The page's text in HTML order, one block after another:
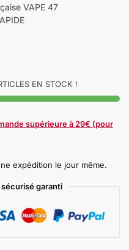
VAPE 47
EN STOCK !
supérieure à 29€ (pour
expédition le jour même.
garanti